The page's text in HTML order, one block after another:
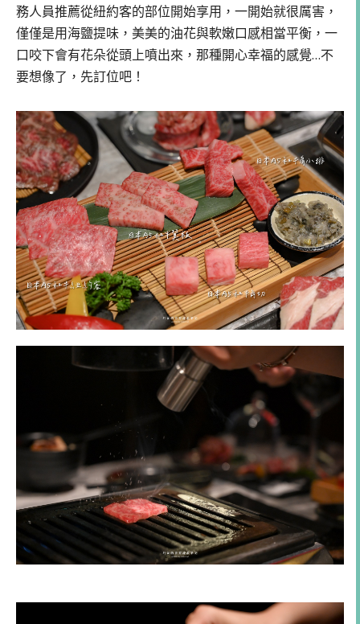
務人員推薦從紐約客的部位開始享用，一開始就很厲害，
僅僅是用海鹽提味，美美的油花與軟嫩口感相當平衡，一
口咬下會有花朵從頭上噴出來，那種開心幸福的感覺…不
要想像了，先訂位吧！